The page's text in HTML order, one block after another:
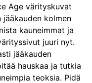
Age värityskuvat
kolmen
kauneimmat ja
juuri nyt.
jääkauden
hauskaa ja tutkia
teoksia. Pidä